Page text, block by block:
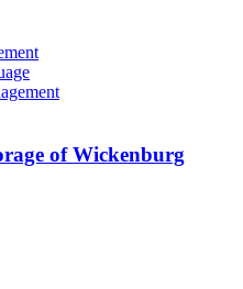
of Wickenburg